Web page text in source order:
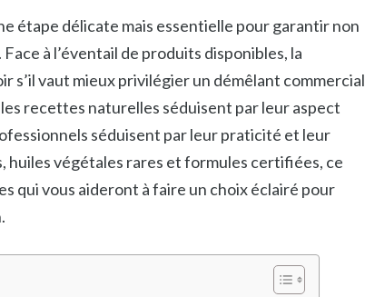
étape délicate mais essentielle pour garantir non
à l’éventail de produits disponibles, la
s’il vaut mieux privilégier un démêlant commercial
recettes naturelles séduisent par leur aspect
séduisent par leur praticité et leur
végétales rares et formules certifiées, ce
qui vous aideront à faire un choix éclairé pour